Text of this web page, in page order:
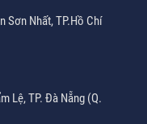
Sơn Nhất, TP.Hồ Chí
Lệ, TP. Đà Nẵng (Q.